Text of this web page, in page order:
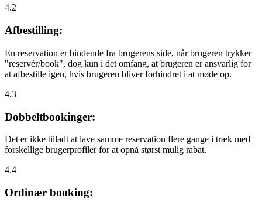
4.2
Afbestilling:
En reservation er bindende fra brugerens side, når brugeren trykker
"reservér/book", dog kun i det omfang, at brugeren er ansvarlig for
at afbestille igen, hvis brugeren bliver forhindret i at møde op.
4.3
Dobbeltbookinger:
Det erikke tilladt at lave samme reservation flere gange i træk med
forskellige brugerprofiler for at opnå størst mulig rabat.
4.4
Ordinær booking: